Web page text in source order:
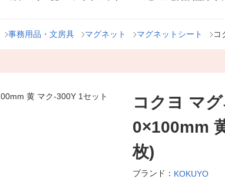
事務用品・文房具 マグネット マグネットシート コ
コクヨ マ
0×100mm
枚)
ブランド： KOKUYO